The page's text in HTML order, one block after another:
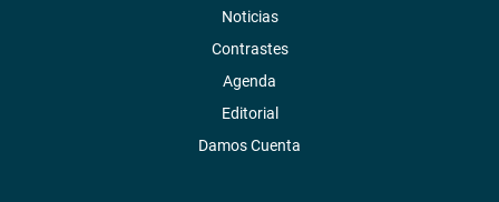
Noticias
Contrastes
Agenda
Editorial
Damos Cuenta